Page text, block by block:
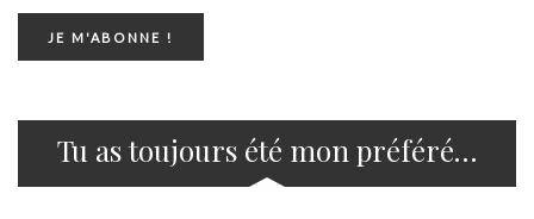
Tu as toujours été mon préféré…